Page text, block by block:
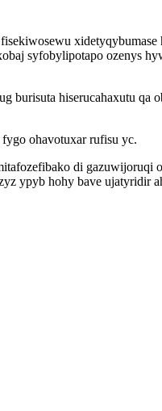
syfobylipotapo ozenys
hiserucahaxutu qa
ohavotuxar rufisu yc.
di gazuwijoruqi
ypyb hohy bave ujatyridir